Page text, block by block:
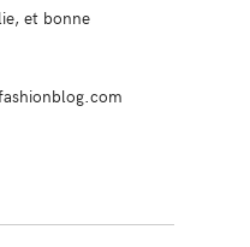
et bonne